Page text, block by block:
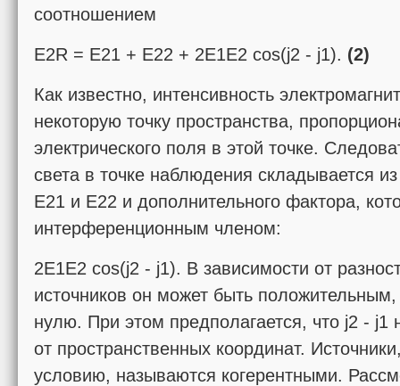
соотношением
E2R = E21 + E22 + 2E1E2 cos(j2 - j1). (2)
Как известно, интенсивность
некоторую точку пространства,
электрического поля в этой точке.
света в точке наблюдения складывается
E21 и E22 и дополнительного фактора,
интерференционным членом:
2E1E2 cos(j2 - j1). В зависимости от
источников он может быть
нулю. При этом предполагается, что j2 - j1
от пространственных координат.
условию, называются когерентными.